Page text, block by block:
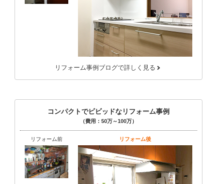
リフォーム事例ブログで詳しく見る
コンパクトでビビッドなリフォーム事例
（費用：50万～100万）
リフォーム前 リフォーム後